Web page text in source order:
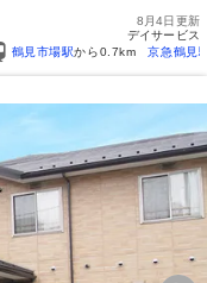
8月4日更新
デイサービス
鶴見市場駅から0.7km 京急鶴見